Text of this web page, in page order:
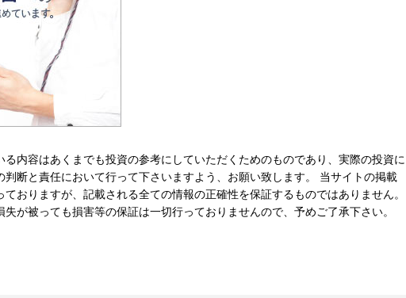
る内容はあくまでも投資の参考にしていただくためのものであり、実際の投資に
判断と責任において行って下さいますよう、お願い致します。 当サイトの掲載
おりますが、記載される全ての情報の正確性を保証するものではありません。
が被っても損害等の保証は一切行っておりませんので、予めご了承下さい。